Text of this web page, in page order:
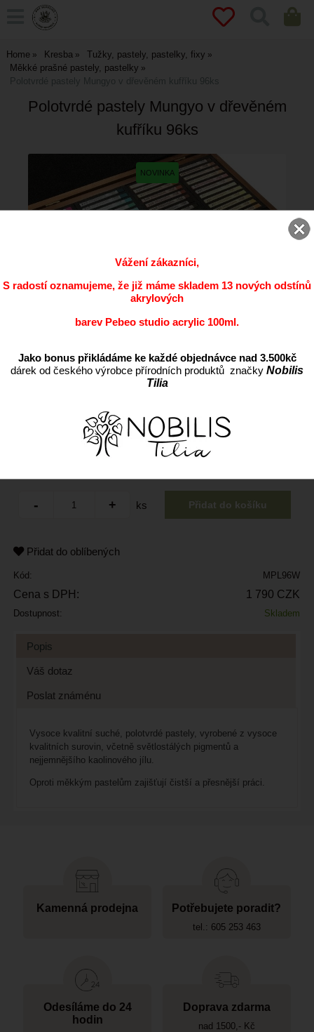
Home Kresba
Tužky, pastely, pastelky, fixy
Měkké prašné pastely, pastelky
Polotvrdé pastely Mungyo v dřevěném kufříku 96ks
Polotvrdé pastely Mungyo v dřevěném
kufříku 96ks
ks
Přidat do oblíbených
Kód: MPL96W
Cena s DPH: 1 790 CZK
Dostupnost: Skladem
Popis
Váš dotaz
Poslat známénu
Vysoce kvalitní suché, polotvrdé pastely, vyrobené z vysoce
kvalitních surovin, včetně světlostálých pigmentů a
nejjemnějšího kaolinového jílu.
Oproti měkkým pastelům zajišťují čistší a přesnější práci.
Kamenná prodejna Potřebujete poradit?
tel.: 605 253 463
Odesíláme do 24
hodin
Doprava zdarma
nad 1500,- Kč
Vážení zákazníci,
S radostí oznamujeme, že již máme skladem 13 nových odstínů
akrylových
barev Pebeo studio acrylic 100ml.
Jako bonus přikládáme ke každé objednávce nad 3.500kč
dárek od českého výrobce přírodních produktů značky Nobilis
Tilia